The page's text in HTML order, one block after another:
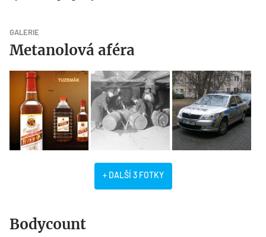
GALERIE
Metanolová aféra
+ DALŠÍ 3 FOTKY
Bodycount